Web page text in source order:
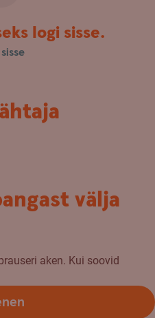
logi sisse.
välja
aken. Kui soovid